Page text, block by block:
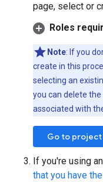
page, select or
Roles
Note: If you
create in this
selecting an
you can delete
associated with
Go to
If you're using
that you have